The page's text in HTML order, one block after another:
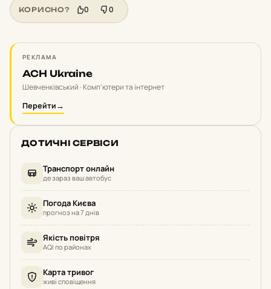
КОРИСНО? 0 0
РЕКЛАМА
ACH Ukraine
Шевченківський · Комп'ютери та інтернет
Перейти→
ДОТИЧНІ СЕРВІСИ
Транспорт онлайн
де зараз ваш автобус
Погода Києва
прогноз на 7 днів
Якість повітря
AQI по районах
Карта тривог
живі сповіщення